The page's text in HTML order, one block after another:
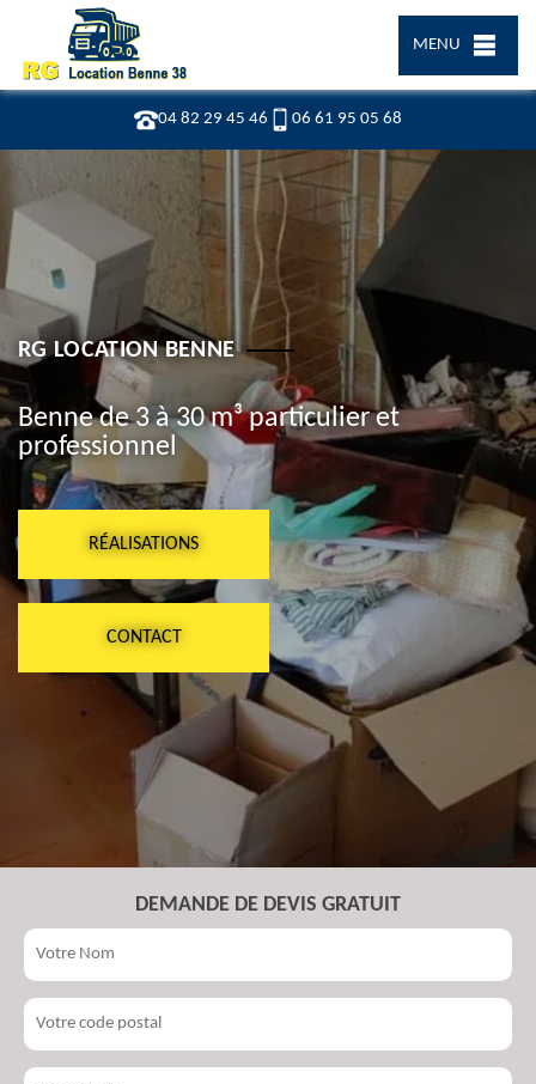
04 82 29 45 46 06 61 95 05 68
MENU
RG LOCATION BENNE
Benne de 3 à 30 m³ particulier et
professionnel
RÉALISATIONS
CONTACT
DEMANDE DE DEVIS GRATUIT